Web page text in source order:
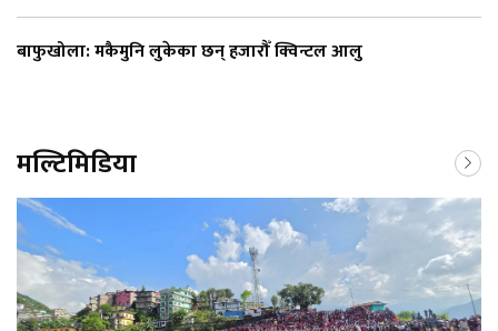
बाफुखोला: मकैमुनि लुकेका छन् हजारौँ क्विन्टल आलु
मल्टिमिडिया